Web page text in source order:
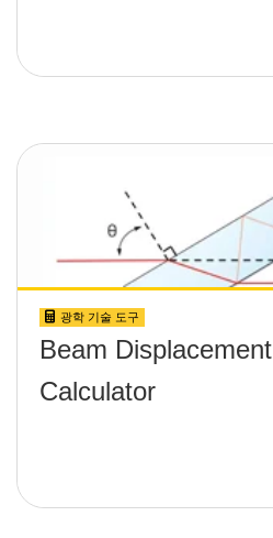
광학 기술 도구
Beam Displacement
Calculator